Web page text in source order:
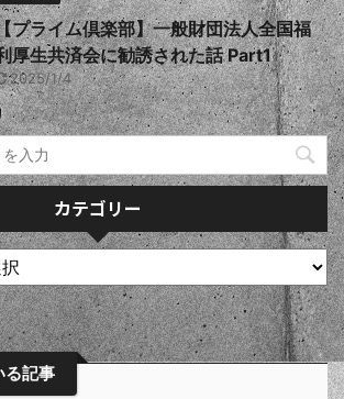
プライム倶楽部】一般財団法人全国福
厚生共済会に勧誘された話 Part1
2025/1/4
カテゴリー
る記事